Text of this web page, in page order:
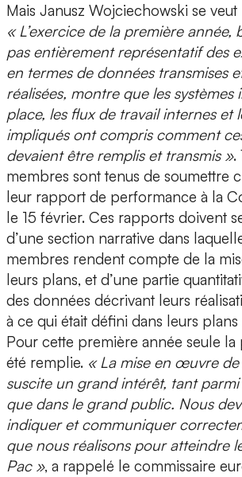
Mais Janusz Wojciechowski se veut
« L’exercice de la première année,
pas entièrement représentatif des
en termes de données transmises
réalisées, montre que les
place, les flux de travail internes et
impliqués ont compris comment
devaient être remplis et transmis ».
membres sont tenus de soumettre
leur rapport de performance à la
le 15 février. Ces rapports doivent
d’une section narrative dans
membres rendent compte de la
leurs plans, et d’une partie
des données décrivant leurs
à ce qui était défini dans leurs plans
Pour cette première année seule la
été remplie. « La mise en œuvre
suscite un grand intérêt, tant
que dans le grand public. Nous
indiquer et communiquer
que nous réalisons pour atteindre
Pac », a rappelé le commissaire